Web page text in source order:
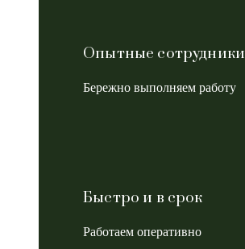
Опытные сотрудники
Бережно выполняем работу
Быстро и в срок
Работаем оперативно